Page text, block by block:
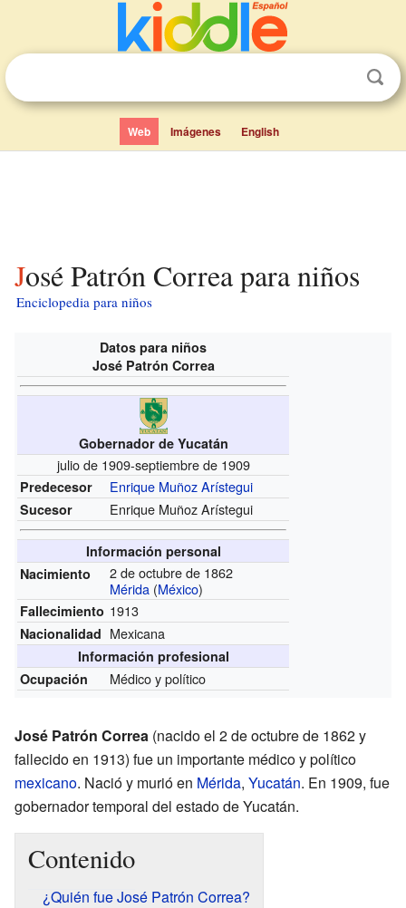
Web Imágenes English
José Patrón Correa para niños
Enciclopedia para niños
Datos para niños
José Patrón Correa
Gobernador de Yucatán
julio de 1909-septiembre de 1909
Predecesor Enrique Muñoz Arístegui
Sucesor Enrique Muñoz Arístegui
Información personal
Nacimiento
2 de octubre de 1862
Mérida (México)
Fallecimiento 1913
Nacionalidad Mexicana
Información profesional
Ocupación
Médico y político
José Patrón Correa (nacido el 2 de octubre de 1862 y
fallecido en 1913) fue un importante médico y político
mexicano. Nació y murió en Mérida, Yucatán. En 1909, fue
gobernador temporal del estado de Yucatán.
Contenido
¿Quién fue José Patrón Correa?